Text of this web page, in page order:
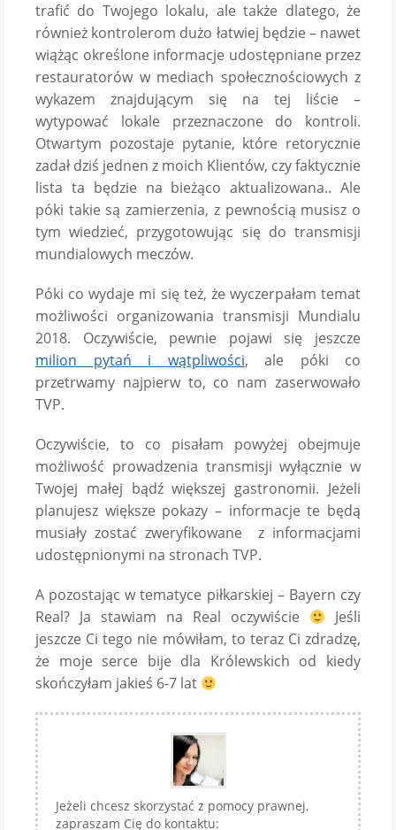
trafić do Twojego lokalu, ale także dlatego, że
również kontrolerom dużo łatwiej będzie – nawet
wiążąc określone informacje udostępniane przez
restauratorów w mediach społecznościowych z
wykazem znajdującym się na tej liście –
wytypować lokale przeznaczone do kontroli.
Otwartym pozostaje pytanie, które retorycznie
zadał dziś jednen z moich Klientów, czy faktycznie
lista ta będzie na bieżąco aktualizowana.. Ale
póki takie są zamierzenia, z pewnością musisz o
tym wiedzieć, przygotowując się do transmisji
mundialowych meczów.
Póki co wydaje mi się też, że wyczerpałam temat
możliwości organizowania transmisji Mundialu
2018. Oczywiście, pewnie pojawi się jeszcze
milion pytań i wątpliwości, ale póki co
przetrwamy najpierw to, co nam zaserwowało
TVP.
Oczywiście, to co pisałam powyżej obejmuje
możliwość prowadzenia transmisji wyłącznie w
Twojej małej bądź większej gastronomii. Jeżeli
planujesz większe pokazy – informacje te będą
musiały zostać zweryfikowane z informacjami
udostępnionymi na stronach TVP.
A pozostając w tematyce piłkarskiej – Bayern czy
Real? Ja stawiam na Real oczywiście
Jeśli
jeszcze Ci tego nie mówiłam, to teraz Ci zdradzę,
że moje serce bije dla Królewskich od kiedy
skończyłam jakieś 6-7 lat
Jeżeli chcesz skorzystać z pomocy prawnej,
zapraszam Cię do kontaktu: